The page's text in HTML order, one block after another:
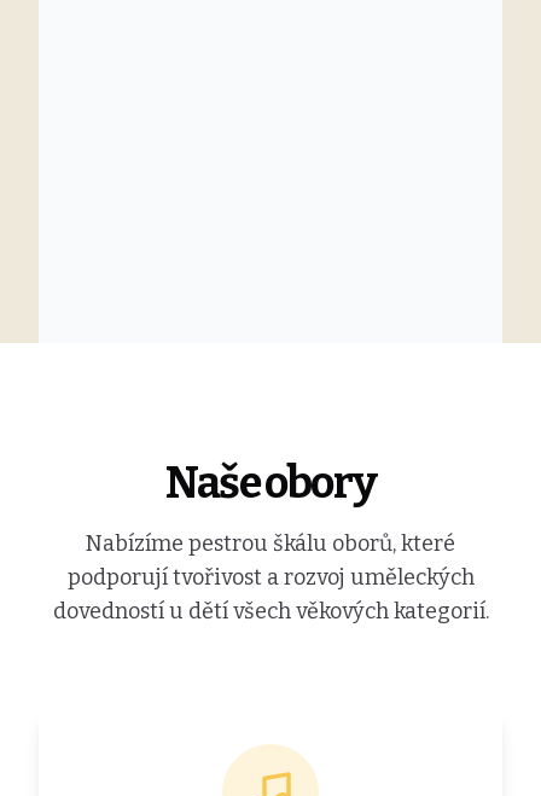
Naše obory
Nabízíme pestrou škálu oborů, které
podporují tvořivost a rozvoj uměleckých
dovedností u dětí všech věkových kategorií.